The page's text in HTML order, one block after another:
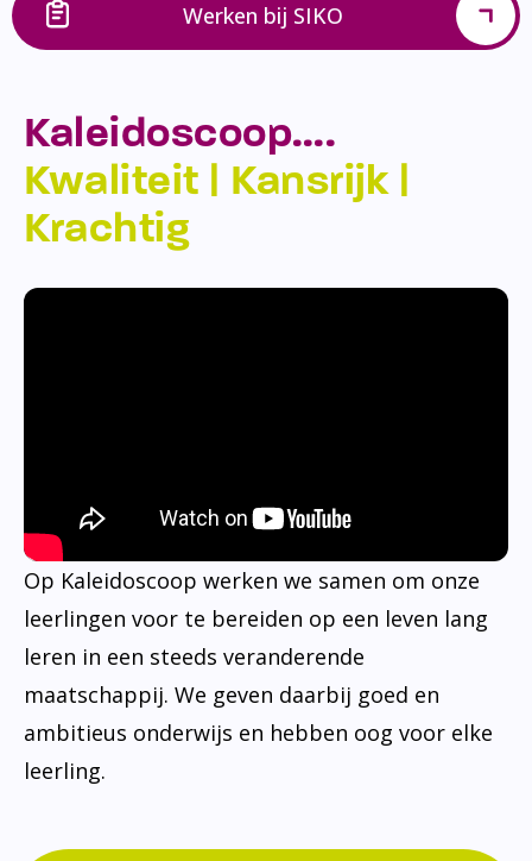
Werken bij SIKO
Kaleidoscoop….
Kwaliteit | Kansrijk |
Krachtig
Op Kaleidoscoop werken we samen om onze
leerlingen voor te bereiden op een leven lang
leren in een steeds veranderende
maatschappij. We geven daarbij goed en
ambitieus onderwijs en hebben oog voor elke
leerling.